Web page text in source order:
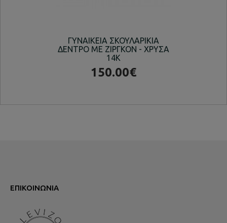
ΓΥΝΑΙΚΕΙΑ ΣΚΟΥΛΑΡΙΚΙΑ
ΔΕΝΤΡΟ ΜΕ ΖΙΡΓΚΟΝ - ΧΡΥΣΑ
14K
150.00€
ΕΠΙΚΟΙΝΩΝΊΑ